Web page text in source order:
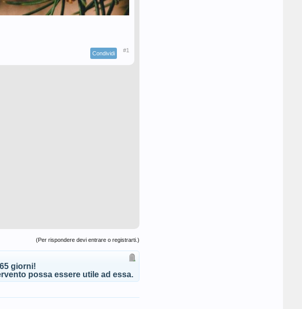
Condividi #1
(Per rispondere devi entrare o registrarti.)
giorni!
possa essere utile ad essa.